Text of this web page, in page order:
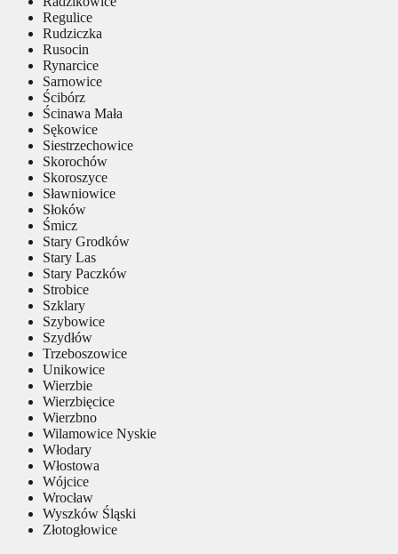
Regulice
Rudziczka
Rusocin
Rynarcice
Sarnowice
Ścibórz
Ścinawa Mała
Sękowice
Siestrzechowice
Skorochów
Skoroszyce
Sławniowice
Słoków
Śmicz
Stary Grodków
Stary Las
Stary Paczków
Strobice
Szklary
Szybowice
Szydłów
Trzeboszowice
Unikowice
Wierzbie
Wierzbięcice
Wierzbno
Wilamowice Nyskie
Włodary
Włostowa
Wójcice
Wrocław
Wyszków Śląski
Złotogłowice